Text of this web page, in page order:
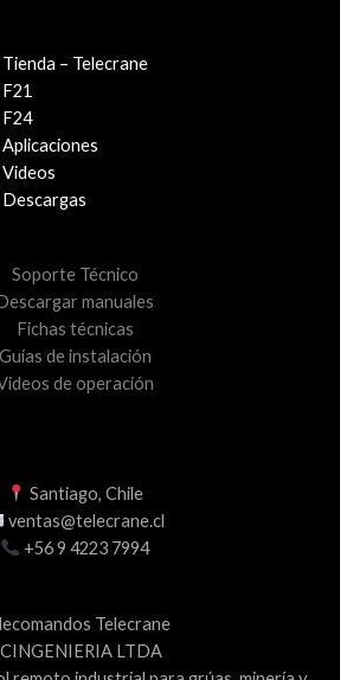
Tienda – Telecrane
F21
F24
Aplicaciones
Videos
Descargas
Soporte Técnico
manuales
Fichas técnicas
Guías de instalación
de operación
Santiago, Chile
ventas@telecrane.cl
+56 9 4223 7994
Telecrane
LTDA